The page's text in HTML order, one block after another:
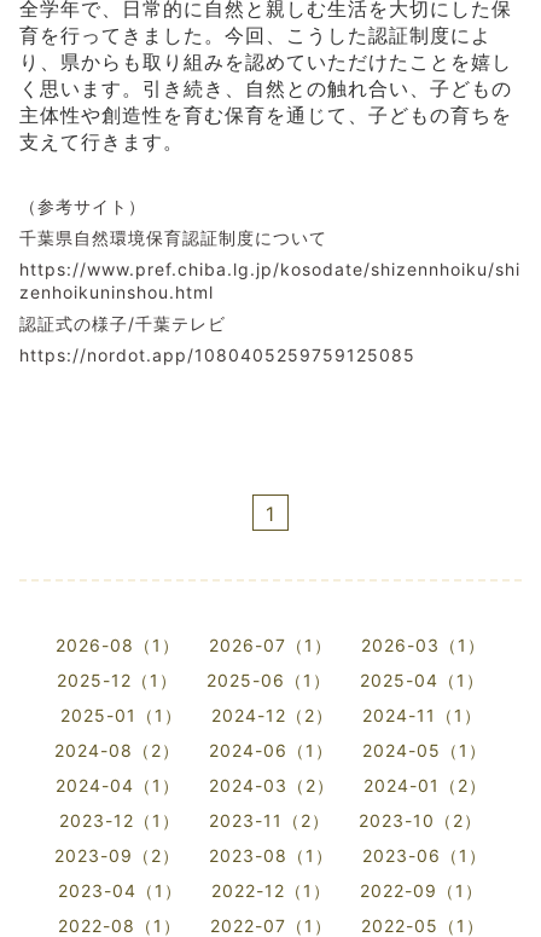
全学年で、日常的に自然と親しむ生活を大切にした保
育を行ってきました。今回、こうした認証制度によ
り、県からも取り組みを認めていただけたことを嬉し
く思います。引き続き、自然との触れ合い、子どもの
主体性や創造性を育む保育を通じて、子どもの育ちを
支えて行きます。
（参考サイト）
千葉県自然環境保育認証制度について
https://www.pref.chiba.lg.jp/kosodate/shizennhoiku/shi
zenhoikuninshou.html
認証式の様子/千葉テレビ
https://nordot.app/1080405259759125085
1
2026-08（1） 2026-07（1）
2026-03（1）
2025-12（1）
2025-06（1）
2025-04（1）
2025-01（1）
2024-12（2）
2024-11（1）
2024-08（2）
2024-06（1）
2024-05（1）
2024-04（1）
2024-03（2）
2024-01（2）
2023-12（1）
2023-11（2）
2023-10（2）
2023-09（2）
2023-08（1）
2023-06（1）
2023-04（1）
2022-12（1）
2022-09（1）
2022-08（1）
2022-07（1）
2022-05（1）